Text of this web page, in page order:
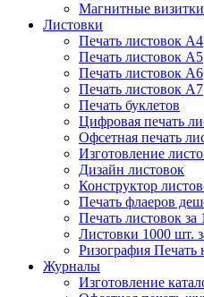
Магнитные визитки
Листовки
Печать листовок А4
Печать листовок А5
Печать листовок А6
Печать листовок А7
Печать буклетов
Цифровая печать
Офсетная печать
Изготовление
Дизайн листовок
Конструктор
Печать флаеров
Печать листовок за
Листовки 1000 шт.
Ризография Печать
Журналы
Изготовление